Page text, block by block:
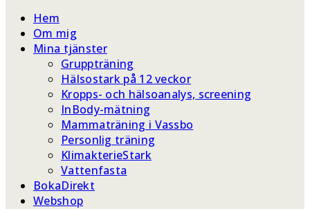
Hem
Om mig
Mina tjänster
Gruppträning
Hälsostark på 12 veckor
Kropps- och hälsoanalys, screening
InBody-mätning
Mammaträning i Vassbo
Personlig träning
KlimakterieStark
Vattenfasta
BokaDirekt
Webshop